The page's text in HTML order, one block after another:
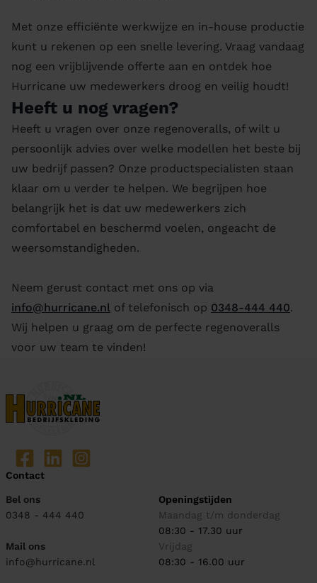
Met onze efficiënte werkwijze en in-house productie
kunt u rekenen op een snelle levering. Vraag vandaag
nog een vrijblijvende offerte aan en ontdek hoe
Hurricane uw medewerkers droog en veilig houdt!
Heeft u nog vragen?
Heeft u vragen over onze regenoveralls, of wilt u
persoonlijk advies over welke modellen het beste bij
uw bedrijf passen? Onze productspecialisten staan
klaar om u verder te helpen. We begrijpen hoe
belangrijk het is dat uw medewerkers zich
comfortabel en beschermd voelen, ongeacht de
weersomstandigheden.
Neem gerust contact met ons op via
info@hurricane.nl of telefonisch op 0348-444 440.
Wij helpen u graag om de perfecte regenoveralls
voor uw team te vinden!
Contact
Bel ons
0348 - 444 440
Mail ons
info@hurricane.nl
Openingstijden
Maandag t/m donderdag
08:30 - 17.30 uur
Vrijdag
08:30 - 16.00 uur